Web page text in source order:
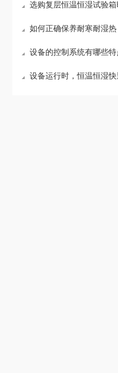
选购复层恒温恒湿试验箱时，应优先关
如何正确保养耐寒耐湿热
设备的控制系统有哪些特
设备运行时，恒温恒湿快速温变试验箱的箱壁温度